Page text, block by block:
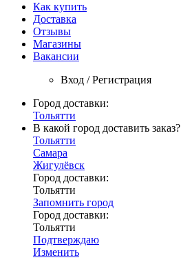
Как купить
Доставка
Отзывы
Магазины
Вакансии
Вход / Регистрация
Город доставки:
Тольятти
В какой город доставить заказ?
Тольятти
Самара
Жигулёвск
Город доставки:
Тольятти
Запомнить город
Город доставки:
Тольятти
Подтверждаю
Изменить